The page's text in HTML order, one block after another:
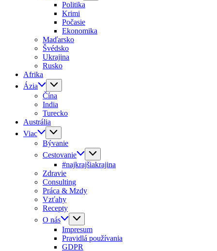
Politika
Krimi
Počasie
Ekonomika
Maďarsko
Švédsko
Ukrajina
Rusko
Afrika
Ázia
Čína
India
Turecko
Austrália
Viac
Bývanie
Cestovanie
#najkrajšiakrajina
Zdravie
Consulting
Práca & Mzdy
Vzťahy
Recepty
O nás
Impresum
Pravidlá používania
GDPR